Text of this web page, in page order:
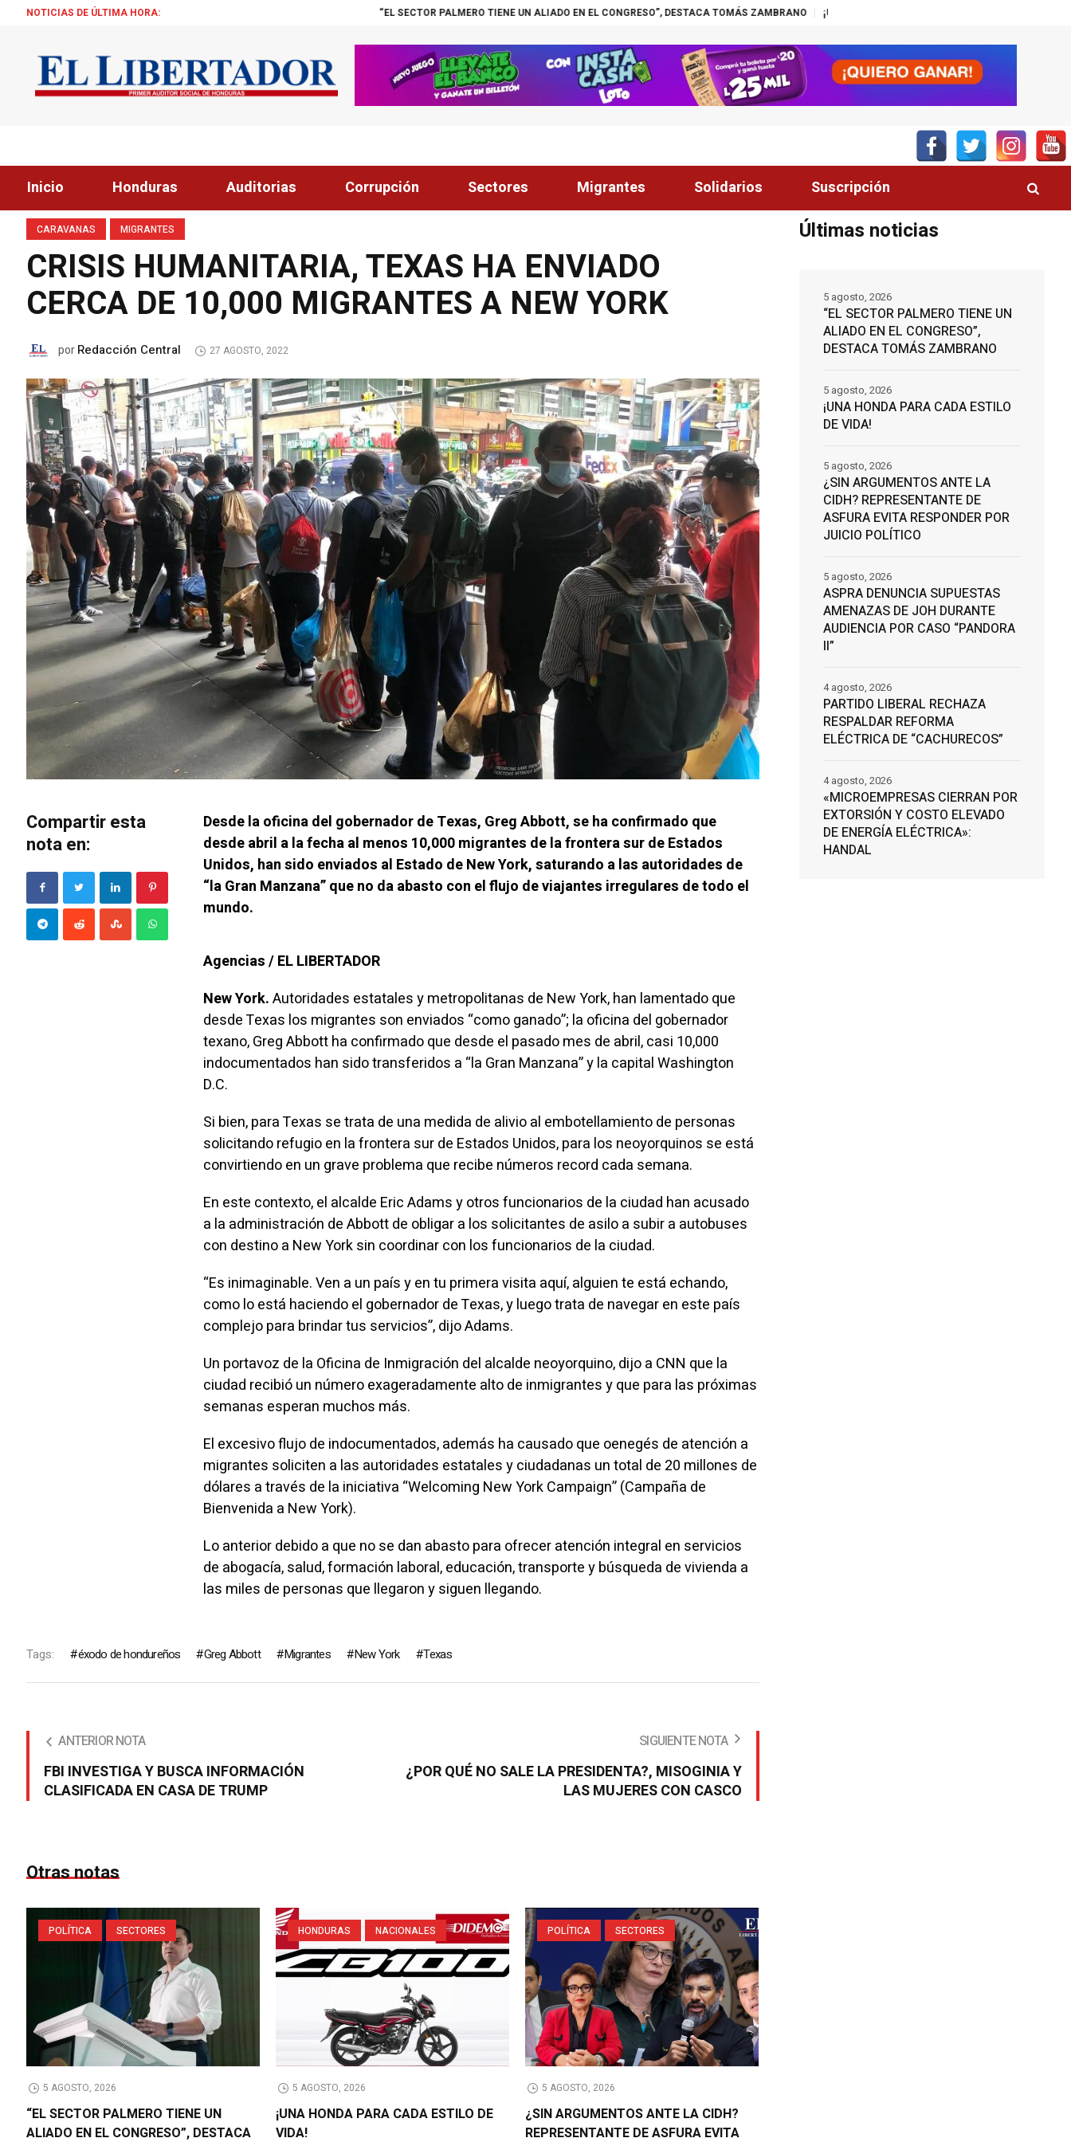
NOTICIAS DE ÚLTIMA HORA: “EL SECTOR PALMERO TIENE UN ALIADO EN EL CONGRESO”, DESTACA TOMÁS ZAMBRANO ¡UNA HONDA PARA CADA ESTILO DE VIDA!
Inicio Honduras Auditorias Corrupción Sectores Migrantes Solidarios Suscripción
CARAVANAS MIGRANTES
CRISIS HUMANITARIA, TEXAS HA ENVIADO
CERCA DE 10,000 MIGRANTES A NEW YORK
porRedacción Central 27 AGOSTO, 2022
Compartir esta
nota en:
Desde la oficina del gobernador de Texas, Greg Abbott, se ha confirmado que
desde abril a la fecha al menos 10,000 migrantes de la frontera sur de Estados
Unidos, han sido enviados al Estado de New York, saturando a las autoridades de
“la Gran Manzana” que no da abasto con el flujo de viajantes irregulares de todo el
mundo.
Agencias / EL LIBERTADOR
New York.Autoridades estatales y metropolitanas de New York, han lamentado que
desde Texas los migrantes son enviados “como ganado”; la oficina del gobernador
texano, Greg Abbott ha confirmado que desde el pasado mes de abril, casi 10,000
indocumentados han sido transferidos a “la Gran Manzana” y la capital Washington
D.C.
Si bien, para Texas se trata de una medida de alivio al embotellamiento de personas
solicitando refugio en la frontera sur de Estados Unidos, para los neoyorquinos se está
convirtiendo en un grave problema que recibe números record cada semana.
En este contexto, el alcalde Eric Adams y otros funcionarios de la ciudad han acusado
a la administración de Abbott de obligar a los solicitantes de asilo a subir a autobuses
con destino a New York sin coordinar con los funcionarios de la ciudad.
“Es inimaginable. Ven a un país y en tu primera visita aquí, alguien te está echando,
como lo está haciendo el gobernador de Texas, y luego trata de navegar en este país
complejo para brindar tus servicios”, dijo Adams.
Un portavoz de la Oficina de Inmigración del alcalde neoyorquino, dijo a CNN que la
ciudad recibió un número exageradamente alto de inmigrantes y que para las próximas
semanas esperan muchos más.
El excesivo flujo de indocumentados, además ha causado que oenegés de atención a
migrantes soliciten a las autoridades estatales y ciudadanas un total de 20 millones de
dólares a través de la iniciativa “Welcoming New York Campaign” (Campaña de
Bienvenida a New York).
Lo anterior debido a que no se dan abasto para ofrecer atención integral en servicios
de abogacía, salud, formación laboral, educación, transporte y búsqueda de vivienda a
las miles de personas que llegaron y siguen llegando.
Tags: éxodo de hondureños Greg Abbott Migrantes New York Texas
ANTERIOR NOTA
FBI INVESTIGA Y BUSCA INFORMACIÓN
CLASIFICADA EN CASA DE TRUMP
SIGUIENTE NOTA
¿POR QUÉ NO SALE LA PRESIDENTA?, MISOGINIA Y
LAS MUJERES CON CASCO
Otras notas
POLÍTICA SECTORES
5 AGOSTO, 2026
“EL SECTOR PALMERO TIENE UN
ALIADO EN EL CONGRESO”, DESTACA
HONDURAS NACIONALES
5 AGOSTO, 2026
¡UNA HONDA PARA CADA ESTILO DE
VIDA!
POLÍTICA SECTORES
5 AGOSTO, 2026
¿SIN ARGUMENTOS ANTE LA CIDH?
REPRESENTANTE DE ASFURA EVITA
Últimas noticias
“EL SECTOR PALMERO TIENE UN
ALIADO EN EL CONGRESO”,
DESTACA TOMÁS ZAMBRANO
5 agosto, 2026
¡UNA HONDA PARA CADA ESTILO
DE VIDA!
5 agosto, 2026
¿SIN ARGUMENTOS ANTE LA
CIDH? REPRESENTANTE DE
ASFURA EVITA RESPONDER POR
JUICIO POLÍTICO
5 agosto, 2026
ASPRA DENUNCIA SUPUESTAS
AMENAZAS DE JOH DURANTE
AUDIENCIA POR CASO “PANDORA
II”
5 agosto, 2026
PARTIDO LIBERAL RECHAZA
RESPALDAR REFORMA
ELÉCTRICA DE “CACHURECOS”
4 agosto, 2026
«MICROEMPRESAS CIERRAN POR
EXTORSIÓN Y COSTO ELEVADO
DE ENERGÍA ELÉCTRICA»:
HANDAL
4 agosto, 2026